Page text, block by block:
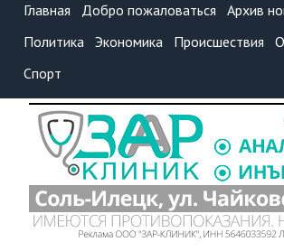
Главная Добро пожаловаться Архив
Политика Экономика Происшествия
Спорт